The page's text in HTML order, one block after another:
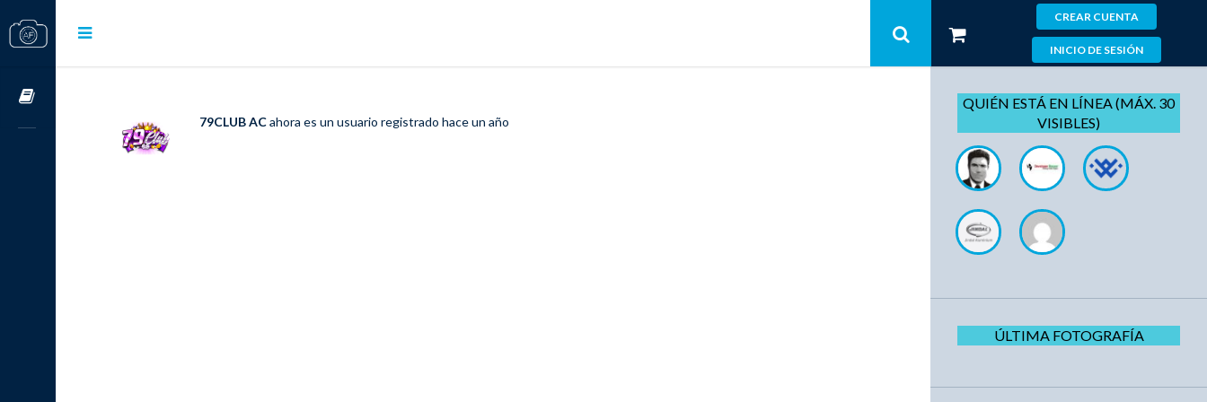
CREAR CUENTA
INICIO DE SESIÓN
79CLUB ACahora es un usuario registrado hace un año
QUIÉN ESTÁ EN LÍNEA (MÁX. 30
VISIBLES)
ÚLTIMA FOTOGRAFÍA